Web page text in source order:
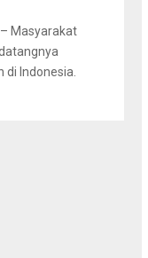
Masyarakat
Indonesia.